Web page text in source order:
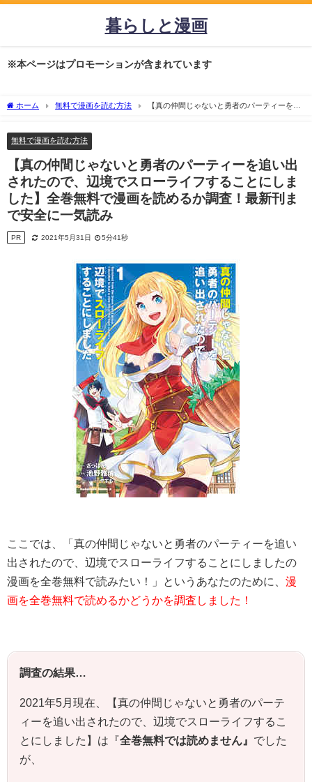
暮らしと漫画
※本ページはプロモーションが含まれています
ホーム 無料で漫画を読む方法
【真の仲間じゃないと勇者のパーティーを追
無料で漫画を読む方法
【真の仲間じゃないと勇者のパーティーを追い出
されたので、辺境でスローライフすることにしま
した】全巻無料で漫画を読めるか調査！最新刊ま
で安全に一気読み
PR 2021年5月31日 5分41秒
ここでは、「真の仲間じゃないと勇者のパーティーを追い
出されたので、辺境でスローライフすることにしましたの
漫画を全巻無料で読みたい！」というあなたのために、 漫
画を全巻無料で読めるかどうかを調査しました！
調査の結果…
2021年5月現在、【真の仲間じゃないと勇者のパーテ
ィーを追い出されたので、辺境でスローライフするこ
とにしました 】は『全巻無料では読めません』 でした
が、